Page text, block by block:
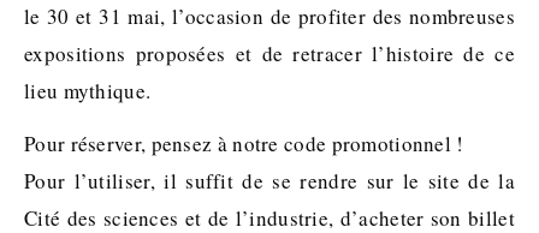
le 30 et 31 mai, l’occasion de profiter des nombreuses
expositions proposées et de retracer l’histoire de ce
lieu mythique.
Pour réserver, pensez à notre code promotionnel !
Pour l’utiliser, il suffit de se rendre sur le site de la
Cité des sciences et de l’industrie, d’acheter son billet